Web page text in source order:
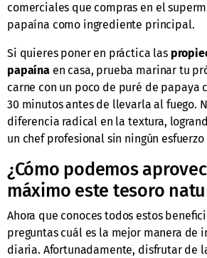
comerciales que compras en el
papaína como ingrediente principal.
Si quieres poner en práctica las
papaínaen casa, prueba marinar tu
carne con un poco de puré de papaya
30 minutos antes de llevarla al fuego.
diferencia radical en la textura,
un chef profesional sin ningún esfuerzo
¿Cómo podemos
máximo este tesoro
Ahora que conoces todos estos
preguntas cuál es la mejor manera de
diaria. Afortunadamente, disfrutar de